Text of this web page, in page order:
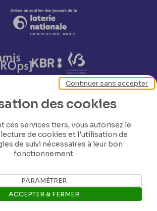
55
des cookies
ces services tiers, vous autorisez le
de cookies et l'utilisation de
de suivi nécessaires à leur bon
fonctionnement.
Continuer sans accepter
PARAMÉTRER
ACCEPTER & FERMER